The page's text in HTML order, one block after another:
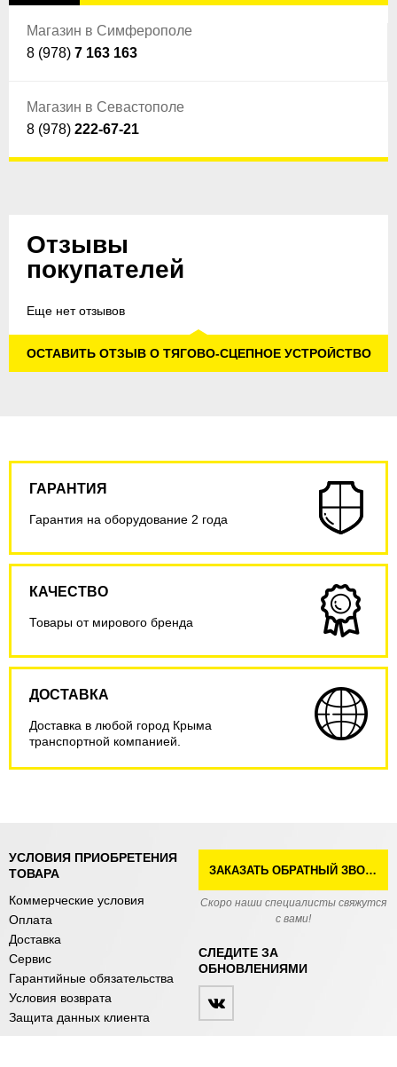
Магазин в Симферополе
8 (978) 7 163 163
Магазин в Севастополе
8 (978) 222-67-21
Отзывы
покупателей
Еще нет отзывов
ОСТАВИТЬ ОТЗЫВ О ТЯГОВО-СЦЕПНОЕ УСТРОЙСТВО
ГАРАНТИЯ
Гарантия на оборудование 2 года
КАЧЕСТВО
Товары от мирового бренда
ДОСТАВКА
Доставка в любой город Крыма
транспортной компанией.
УСЛОВИЯ ПРИОБРЕТЕНИЯ
ТОВАРА
Коммерческие условия
Оплата
Доставка
Сервис
Гарантийные обязательства
Условия возврата
Защита данных клиента
ЗАКАЗАТЬ ОБРАТНЫЙ ЗВОНОК
Скоро наши специалисты свяжутся
с вами!
СЛЕДИТЕ ЗА
ОБНОВЛЕНИЯМИ